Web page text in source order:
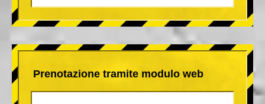
Prenotazione tramite modulo web